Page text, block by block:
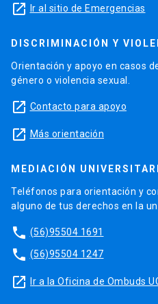
launch Ir al sitio de Emergencias
DISCRIMINACIÓN Y
Orientación y apoyo en casos
género o violencia sexual.
launch Contacto para apoyo
launch Más orientación
MEDIACIÓN
Teléfonos para orientación y
alguno de tus derechos en la
phone (56)95504 1691
phone (56)95504 1247
launch Ir a la Oficina de Ombuds